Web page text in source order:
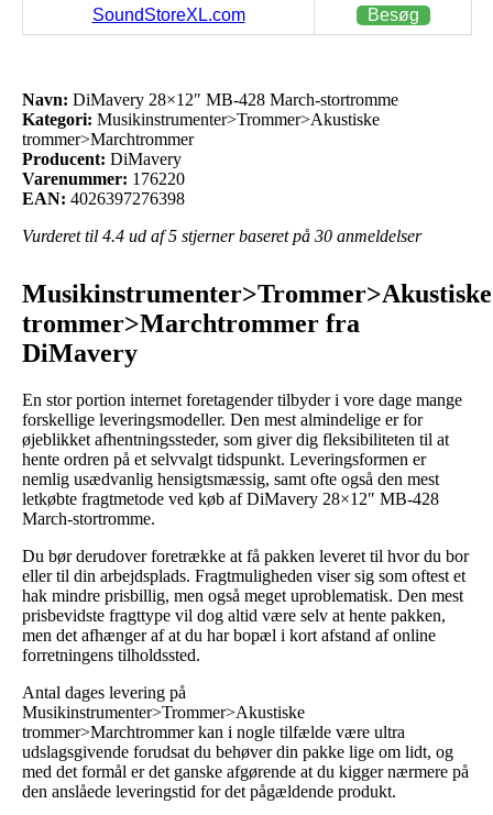
SoundStoreXL.com Besøg
Navn: DiMavery 28×12″ MB-428 March-stortromme
Kategori: Musikinstrumenter>Trommer>Akustiske
trommer>Marchtrommer
Producent: DiMavery
Varenummer: 176220
EAN: 4026397276398
Vurderet til 4.4 ud af 5 stjerner baseret på 30 anmeldelser
Musikinstrumenter>Trommer>Akustiske
trommer>Marchtrommer fra
DiMavery
En stor portion internet foretagender tilbyder i vore dage mange
forskellige leveringsmodeller. Den mest almindelige er for
øjeblikket afhentningssteder, som giver dig fleksibiliteten til at
hente ordren på et selvvalgt tidspunkt. Leveringsformen er
nemlig usædvanlig hensigtsmæssig, samt ofte også den mest
letkøbte fragtmetode ved køb af DiMavery 28×12″ MB-428
March-stortromme.
Du bør derudover foretrække at få pakken leveret til hvor du bor
eller til din arbejdsplads. Fragtmuligheden viser sig som oftest et
hak mindre prisbillig, men også meget uproblematisk. Den mest
prisbevidste fragttype vil dog altid være selv at hente pakken,
men det afhænger af at du har bopæl i kort afstand af online
forretningens tilholdssted.
Antal dages levering på
Musikinstrumenter>Trommer>Akustiske
trommer>Marchtrommer kan i nogle tilfælde være ultra
udslagsgivende forudsat du behøver din pakke lige om lidt, og
med det formål er det ganske afgørende at du kigger nærmere på
den anslåede leveringstid for det pågældende produkt.